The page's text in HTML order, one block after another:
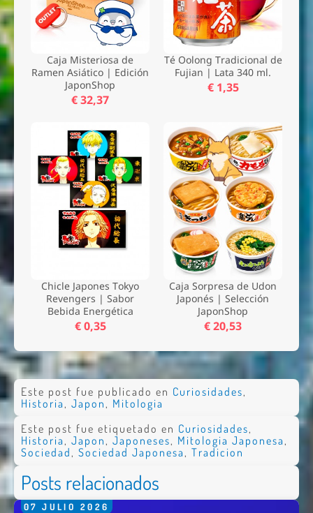
Caja Misteriosa de
Ramen Asiático | Edición
JaponShop
€ 32,37
Té Oolong Tradicional de
Fujian | Lata 340 ml.
€ 1,35
Chicle Japones Tokyo
Revengers | Sabor
Bebida Energética
€ 0,35
Caja Sorpresa de Udon
Japonés | Selección
JaponShop
€ 20,53
Este post fue publicado en Curiosidades,
Historia , Japon , Mitologia
Este post fue etiquetado en Curiosidades,
Historia , Japon , Japoneses, Mitologia Japonesa ,
Sociedad , Sociedad Japonesa , Tradicion
Posts relacionados
07 JULIO 2026